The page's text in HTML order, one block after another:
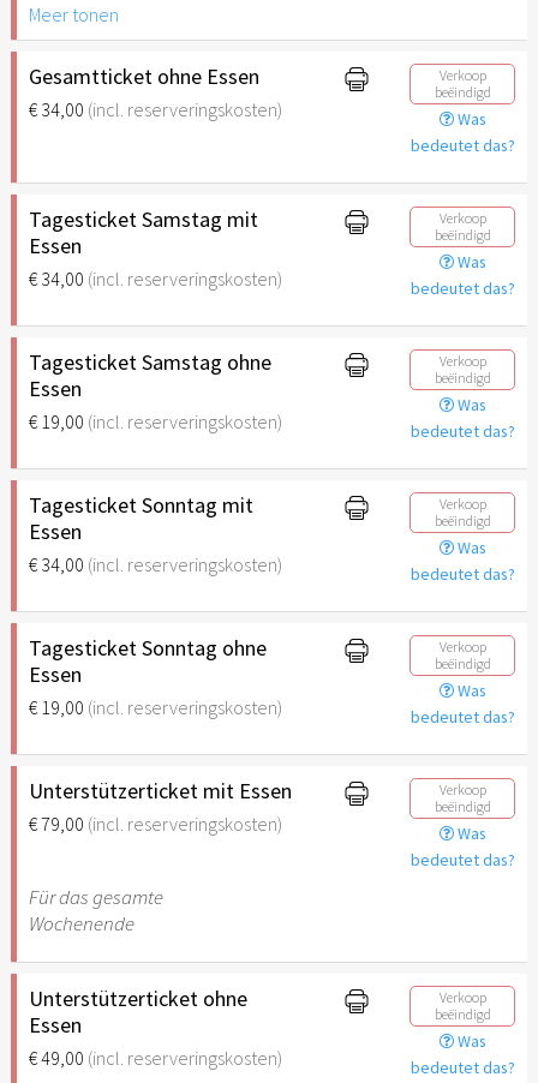
Meer tonen
Gesamtticket ohne Essen
€ 34,00 (incl. reserveringskosten)
Verkoop
beëindigd
Was
bedeutet das?
Tagesticket Samstag mit
Essen
€ 34,00 (incl. reserveringskosten)
Verkoop
beëindigd
Was
bedeutet das?
Tagesticket Samstag ohne
Essen
€ 19,00 (incl. reserveringskosten)
Verkoop
beëindigd
Was
bedeutet das?
Tagesticket Sonntag mit
Essen
€ 34,00 (incl. reserveringskosten)
Verkoop
beëindigd
Was
bedeutet das?
Tagesticket Sonntag ohne
Essen
€ 19,00 (incl. reserveringskosten)
Verkoop
beëindigd
Was
bedeutet das?
Unterstützerticket mit Essen
€ 79,00 (incl. reserveringskosten)
Verkoop
beëindigd
Was
bedeutet das?
Für das gesamte
Wochenende
Unterstützerticket ohne
Essen
€ 49,00 (incl. reserveringskosten)
Verkoop
beëindigd
Was
bedeutet das?